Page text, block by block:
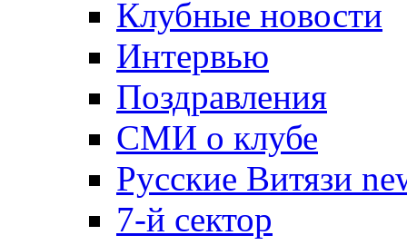
Клубные новости
Интервью
Поздравления
СМИ о клубе
Русские Витязи
7-й сектор